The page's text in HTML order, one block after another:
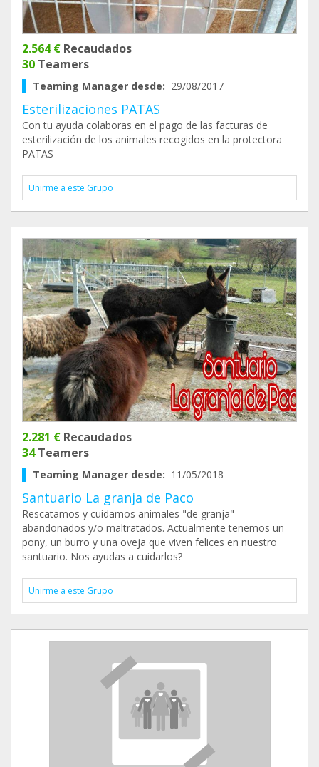
2.564 € Recaudados
30 Teamers
Teaming Manager desde: 29/08/2017
Esterilizaciones PATAS
Con tu ayuda colaboras en el pago de las facturas de
esterilización de los animales recogidos en la protectora
PATAS
Unirme a este Grupo
2.281 € Recaudados
34Teamers
Teaming Manager desde: 11/05/2018
Santuario La granja de Paco
Rescatamos y cuidamos animales "de granja"
abandonados y/o maltratados. Actualmente tenemos un
pony, un burro y una oveja que viven felices en nuestro
santuario. Nos ayudas a cuidarlos?
Unirme a este Grupo